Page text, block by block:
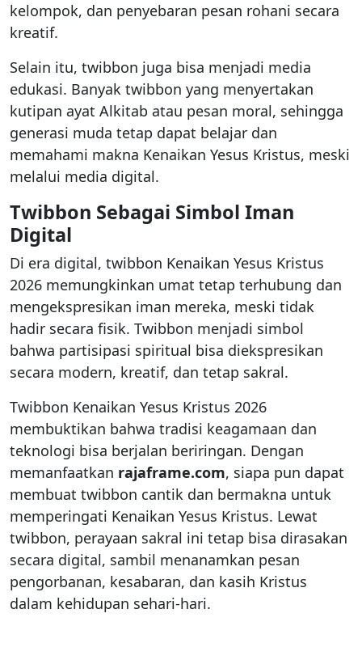
kelompok, dan penyebaran pesan rohani secara
kreatif.
Selain itu, twibbon juga bisa menjadi media
edukasi. Banyak twibbon yang menyertakan
kutipan ayat Alkitab atau pesan moral, sehingga
generasi muda tetap dapat belajar dan
memahami makna Kenaikan Yesus Kristus, meski
melalui media digital.
Twibbon Sebagai Simbol Iman
Digital
Di era digital, twibbon Kenaikan Yesus Kristus
2026 memungkinkan umat tetap terhubung dan
mengekspresikan iman mereka, meski tidak
hadir secara fisik. Twibbon menjadi simbol
bahwa partisipasi spiritual bisa diekspresikan
secara modern, kreatif, dan tetap sakral.
Twibbon Kenaikan Yesus Kristus 2026
membuktikan bahwa tradisi keagamaan dan
teknologi bisa berjalan beriringan. Dengan
memanfaatkan rajaframe.com, siapa pun dapat
membuat twibbon cantik dan bermakna untuk
memperingati Kenaikan Yesus Kristus. Lewat
twibbon, perayaan sakral ini tetap bisa dirasakan
secara digital, sambil menanamkan pesan
pengorbanan, kesabaran, dan kasih Kristus
dalam kehidupan sehari-hari.